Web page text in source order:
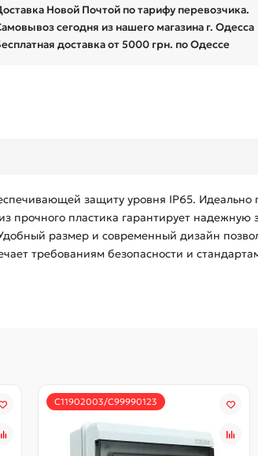
Новой Почтой по тарифу перевозчика.
сегодня из нашего магазина г. Одесса
доставка от 5000 грн. по Одессе
защиту уровня IP65. Идеально
прочного пластика гарантирует надежную
размер и современный дизайн
требованиям безопасности и
С11902003/С99990123